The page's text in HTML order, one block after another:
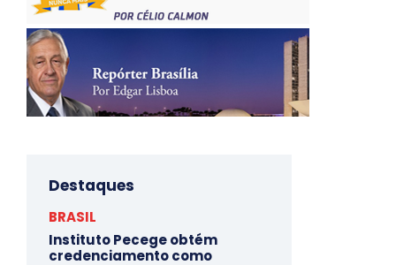
Destaques
BRASIL
Instituto Pecege obtém
credenciamento como